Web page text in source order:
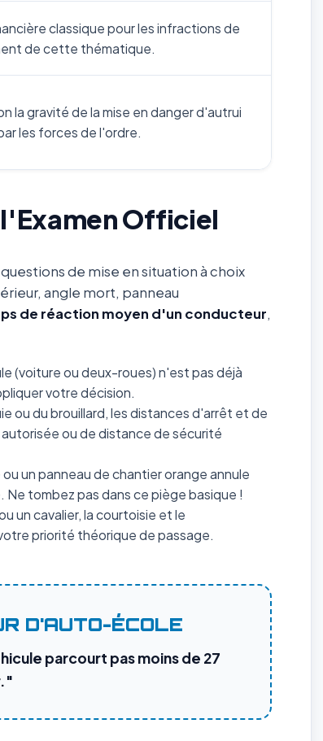
classique pour les infractions de
de cette thématique.
la gravité de la mise en danger d'autrui
les forces de l'ordre.
l'Examen Officiel
de mise en situation à choix
angle mort, panneau
de réaction moyen d'un conducteur,
(voiture ou deux-roues) n'est pas déjà
votre décision.
ou du brouillard, les distances d'arrêt et de
ou de distance de sécurité
ou un panneau de chantier orange annule
tombez pas dans ce piège basique !
un cavalier, la courtoisie et le
priorité théorique de passage.
D'AUTO-ÉCOLE
parcourt pas moins de 27